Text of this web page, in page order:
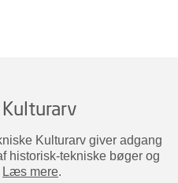
Kulturarv giver adgang
historisk-tekniske bøger og
Læs mere.